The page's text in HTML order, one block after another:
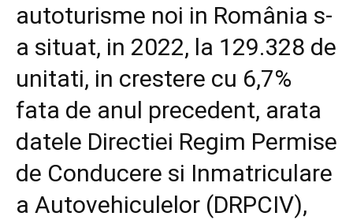
autoturisme noi in România s-
a situat, in 2022, la 129.328 de
unitati, in crestere cu 6,7%
fata de anul precedent, arata
datele Directiei Regim Permise
de Conducere si Inmatriculare
a Autovehiculelor (DRPCIV),